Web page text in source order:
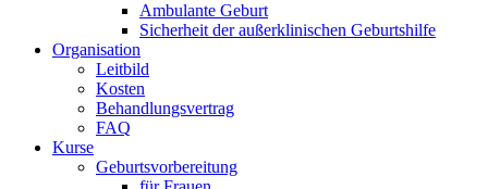
Ambulante Geburt
Sicherheit der außerklinischen Geburtshilfe
Organisation
Leitbild
Kosten
Behandlungsvertrag
FAQ
Kurse
Geburtsvorbereitung